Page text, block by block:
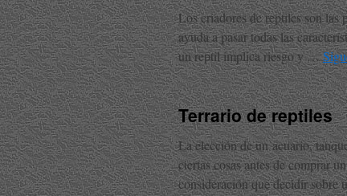
Los criadores de reptiles son las
ayuda a pasar todas las
un reptil implica riesgo y …
Terrario de reptiles
La elección de un acuario,
ciertas cosas antes de comprar
consideración que decidir sobre